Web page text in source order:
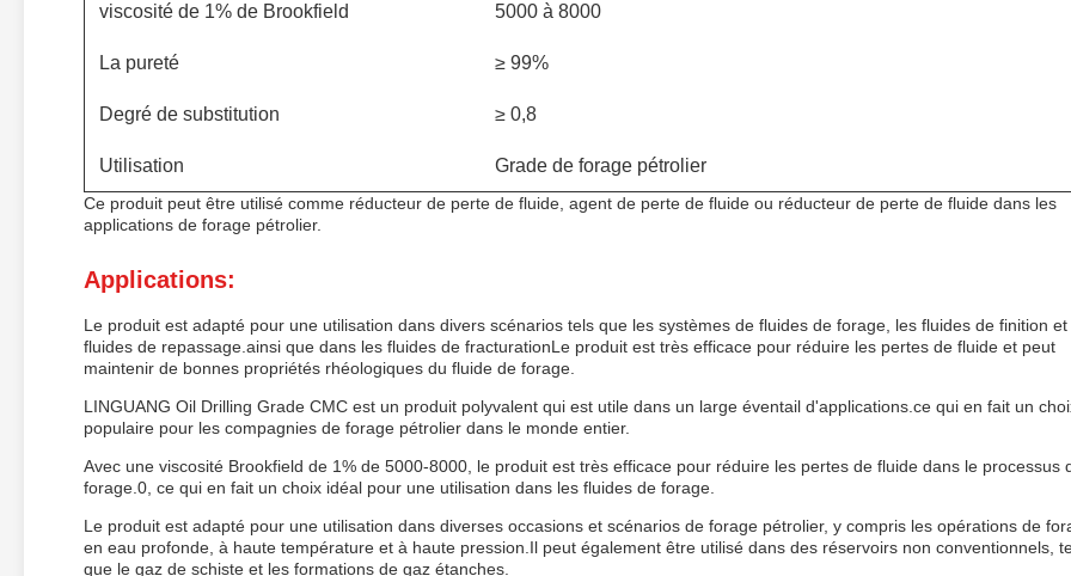
viscosité de 1% de Brookfield 5000 à 8000
La pureté ≥ 99%
Degré de substitution ≥ 0,8
Utilisation Grade de forage pétrolier
Ce produit peut être utilisé comme réducteur de perte de fluide, agent de perte de fluide ou réducteur de perte de fluide dans les
applications de forage pétrolier.
Applications:
Le produit est adapté pour une utilisation dans divers scénarios tels que les systèmes de fluides de forage, les fluides de finition et
fluides de repassage.ainsi que dans les fluides de fracturationLe produit est très efficace pour réduire les pertes de fluide et peut
maintenir de bonnes propriétés rhéologiques du fluide de forage.
LINGUANG Oil Drilling Grade CMC est un produit polyvalent qui est utile dans un large éventail d'applications.ce qui en fait un
populaire pour les compagnies de forage pétrolier dans le monde entier.
Avec une viscosité Brookfield de 1% de 5000-8000, le produit est très efficace pour réduire les pertes de fluide dans le processus
forage.0, ce qui en fait un choix idéal pour une utilisation dans les fluides de forage.
Le produit est adapté pour une utilisation dans diverses occasions et scénarios de forage pétrolier, y compris les opérations de
en eau profonde, à haute température et à haute pression.Il peut également être utilisé dans des réservoirs non conventionnels,
que le gaz de schiste et les formations de gaz étanches.